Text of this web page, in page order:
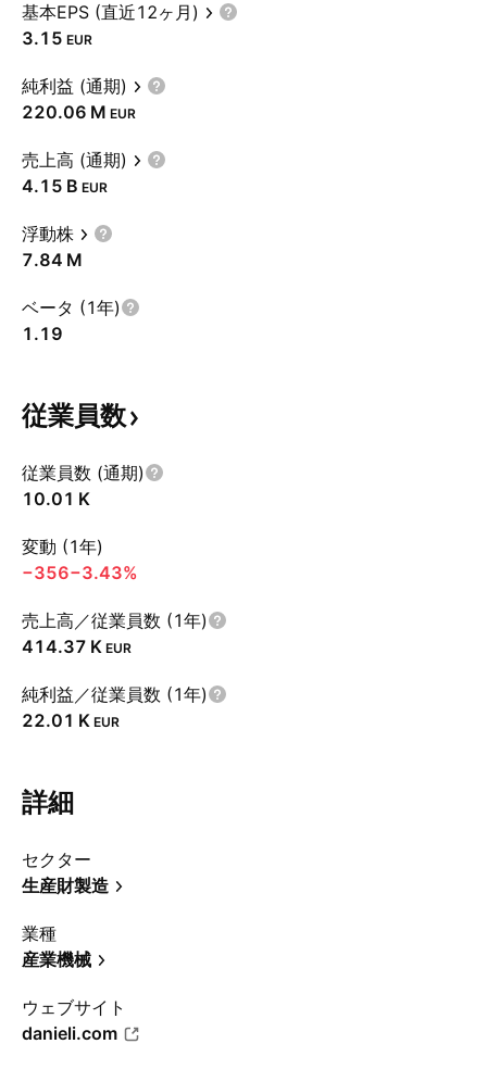
基本EPS (直近12ヶ月)
3.15 EUR
純利益 (通期)
‪220.06 M‬ EUR
売上高 (通期)
‪4.15 B‬ EUR
浮動株
‪7.84 M‬
ベータ (1年)
1.19
従業員数
従業員数 (通期)
‪10.01 K‬
変動 (1年)
−356−3.43%
売上高／従業員数 (1年)
‪414.37 K‬ EUR
純利益／従業員数 (1年)
‪22.01 K‬ EUR
詳細
セクター
生産財製造
業種
産業機械
ウェブサイト
danieli.com